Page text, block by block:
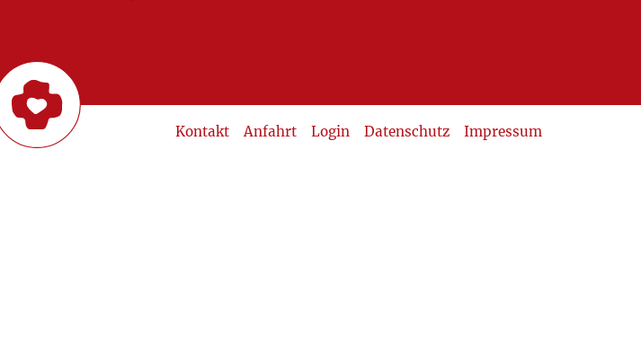
Kontakt Anfahrt Login Datenschutz Impressum